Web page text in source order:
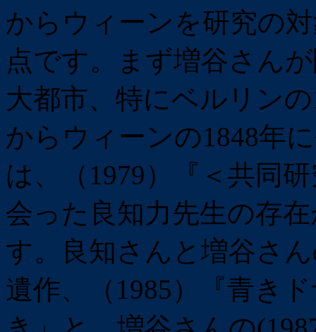
からウィーンを研究の
点です。まず増谷さん
大都市、特にベルリン
からウィーンの1848年
は、（1979）『＜共同
会った良知力先生の存
す。良知さんと増谷さ
遺作、（1985）『青き